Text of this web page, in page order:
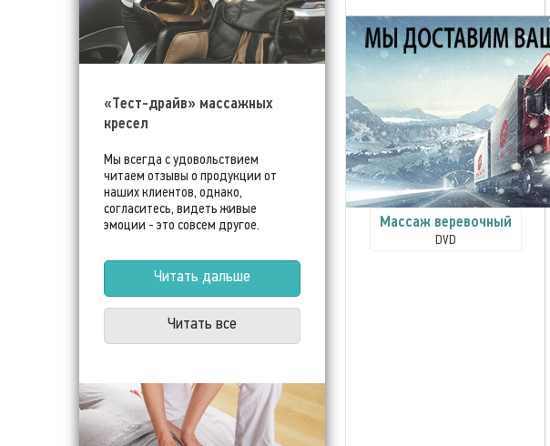
«Тест-драйв» массажных
кресел
Мы всегда с удовольствием
читаем отзывы о продукции от
наших клиентов, однако,
согласитесь, видеть живые
эмоции - это совсем другое.
Читать дальше
Читать все
Массаж веревочный
DVD